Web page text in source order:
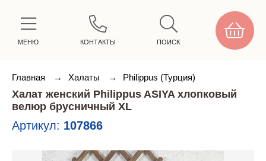
МЕНЮ КОНТАКТЫ ПОИСК
Главная → Халаты → Philippus (Турция)
Халат женский Philippus ASIYA хлопковый
велюр брусничный XL
Артикул: 107866